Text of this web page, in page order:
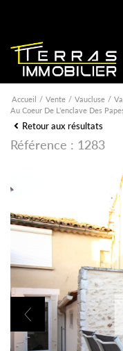
Accueil Vente Vaucluse
Au Coeur De L'enclave Des
Retour aux résultats
Référence : 1283